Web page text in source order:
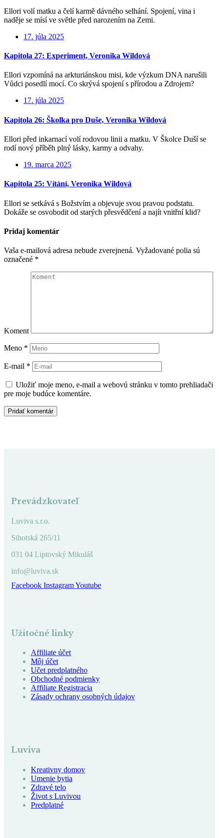
Ellori volí matku a čelí karmě dávného selhání. Spojení, vina i
naděje se mísí ve světle před narozením na Zemi.
17. júla 2025
Kapitola 27: Experiment, Veronika Wildová
Ellori vzpomíná na arkturiánskou misi, kde výzkum DNA narušili
Vůdci posedlí mocí. Co skrývá spojení s přírodou a Zdrojem?
17. júla 2025
Kapitola 26: Školka pro Duše, Veronika Wildová
Ellori před inkarnací volí rodovou linii a matku. V Školce Duší se
rodí nový příběh plný lásky, karmy a odvahy.
19. marca 2025
Kapitola 25: Vítání, Veronika Wildová
Ellori se setkává s Božstvím a objevuje svou pravou podstatu.
Dokáže se osvobodit od starých přesvědčení a najít vnitřní klid?
Pridaj komentár
Vaša e-mailová adresa nebude zverejnená. Vyžadované polia sú
označené *
Koment
Meno *
E-mail *
Uložiť moje meno, e-mail a webovú stránku v tomto prehliadači
pre moje budúce komentáre.
Prevádzkovateľ
Luviva s.r.o.
Sihotská 265/11
031 04 Liptovský Mikuláš
info@luviva.sk
Facebook InstagramYoutube
Užitočné linky
Affiliate účet
Môj účet
Učet predplatného
Obchodné podmienky
Affiliate Registracia
Zásady ochrany osobných údajov
Luviva
Kreativny domov
Umenie bytia
Zdravé telo
Život s Luvivou
Predplatné